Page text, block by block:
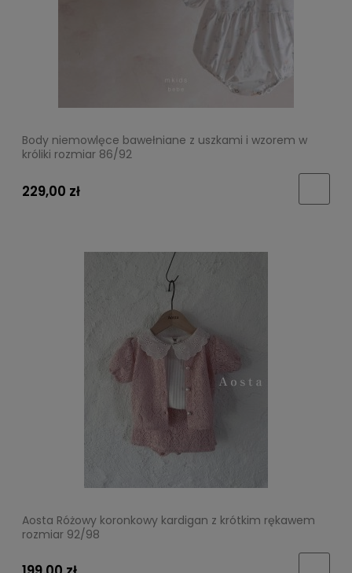
Body niemowlęce bawełniane z uszkami i wzorem w
króliki rozmiar 86/92
229,00 zł
Aosta Różowy koronkowy kardigan z krótkim rękawem
rozmiar 92/98